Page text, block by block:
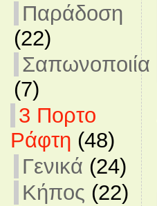
Παράδοση
(22)
Σαπωνοποιία
(7)
3 Πορτο
Ράφτη (48)
Γενικά (24)
Κήπος (22)